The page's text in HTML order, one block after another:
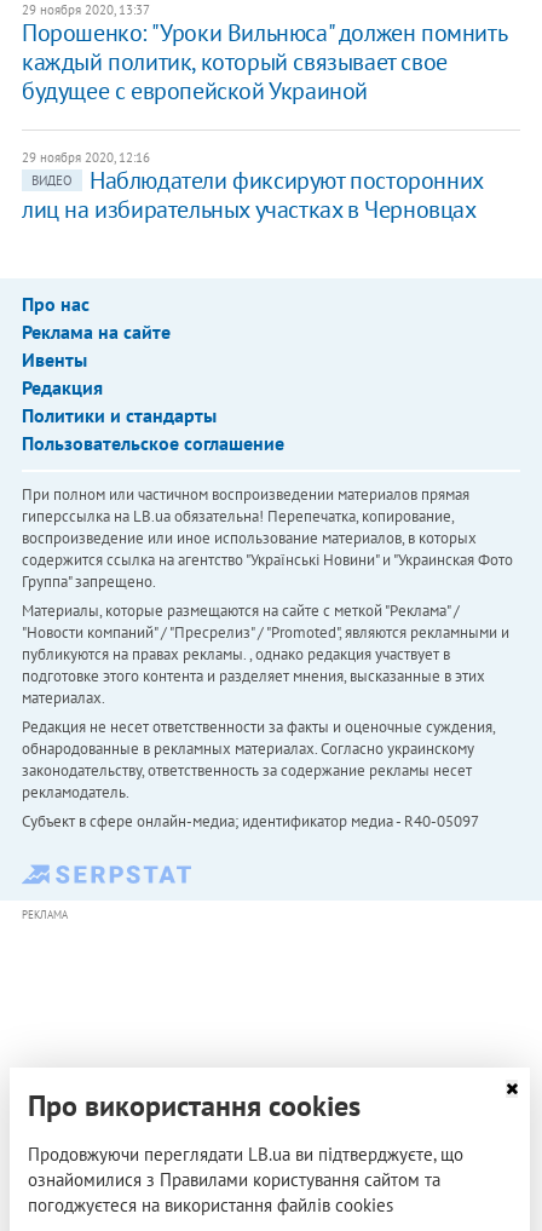
29 ноября 2020, 13:37
Порошенко: "Уроки Вильнюса" должен помнить
каждый политик, который связывает свое
будущее с европейской Украиной
29 ноября 2020, 12:16
ВИДЕО
Наблюдатели фиксируют посторонних
лиц на избирательных участках в Черновцах
Про нас
Реклама на сайте
Ивенты
Редакция
Политики и стандарты
Пользовательское соглашение
При полном или частичном воспроизведении материалов прямая
гиперссылка на LB.ua обязательна! Перепечатка, копирование,
воспроизведение или иное использование материалов, в которых
содержится ссылка на агентство "Українськi Новини" и "Украинская Фото
Группа" запрещено.
Материалы, которые размещаются на сайте с меткой "Реклама" /
"Новости компаний" / "Пресрелиз" / "Promoted", являются рекламными и
публикуются на правах рекламы. , однако редакция участвует в
подготовке этого контента и разделяет мнения, высказанные в этих
материалах.
Редакция не несет ответственности за факты и оценочные суждения,
обнародованные в рекламных материалах. Согласно украинскому
законодательству, ответственность за содержание рекламы несет
рекламодатель.
Субъект в сфере онлайн-медиа; идентификатор медиа - R40-05097
РЕКЛАМА
Про використання cookies
Продовжуючи переглядати LB.ua ви підтверджуєте, що
ознайомилися з Правилами користування сайтом та
погоджуєтеся на використання файлів cookies